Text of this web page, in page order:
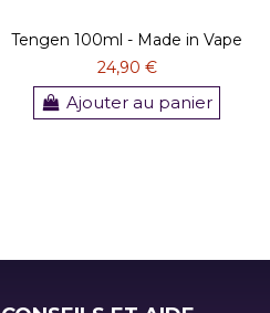
Tengen 100ml - Made in Vape
24,90 €
Ajouter au panier